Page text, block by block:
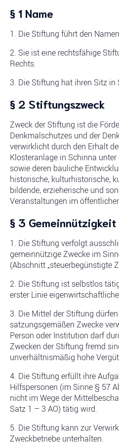
§ 1 Name
1. Die Stiftung führt den Namen
2. Sie ist eine rechtsfähige
Rechts.
3. Die Stiftung hat ihren Sitz in
§ 2 Stiftungszweck
Zweck der Stiftung ist die
Denkmalschutzes und der
verwirklicht durch den Erhalt
Klosteranlage in Schinna
sowie deren bauliche
historische, kulturhistorische,
bildende, erzieherische und
Veranstaltungen im
§ 3 Gemeinnützigkeit
1. Die Stiftung verfolgt
gemeinnützige Zwecke im
(Abschnitt „steuerbegünstigte
2. Die Stiftung ist selbstlos
erster Linie
3. Die Mittel der Stiftung
satzungsgemäßen Zwecke
Person oder Institution darf
Zwecken der Stiftung fremd
unverhältnismäßig hohe
4. Die Stiftung erfüllt ihre
Hilfspersonen (im Sinne § 57
nicht im Wege der
Satz 1 – 3 AO) tätig wird.
5. Die Stiftung kann zur
Zweckbetriebe unterhalten.